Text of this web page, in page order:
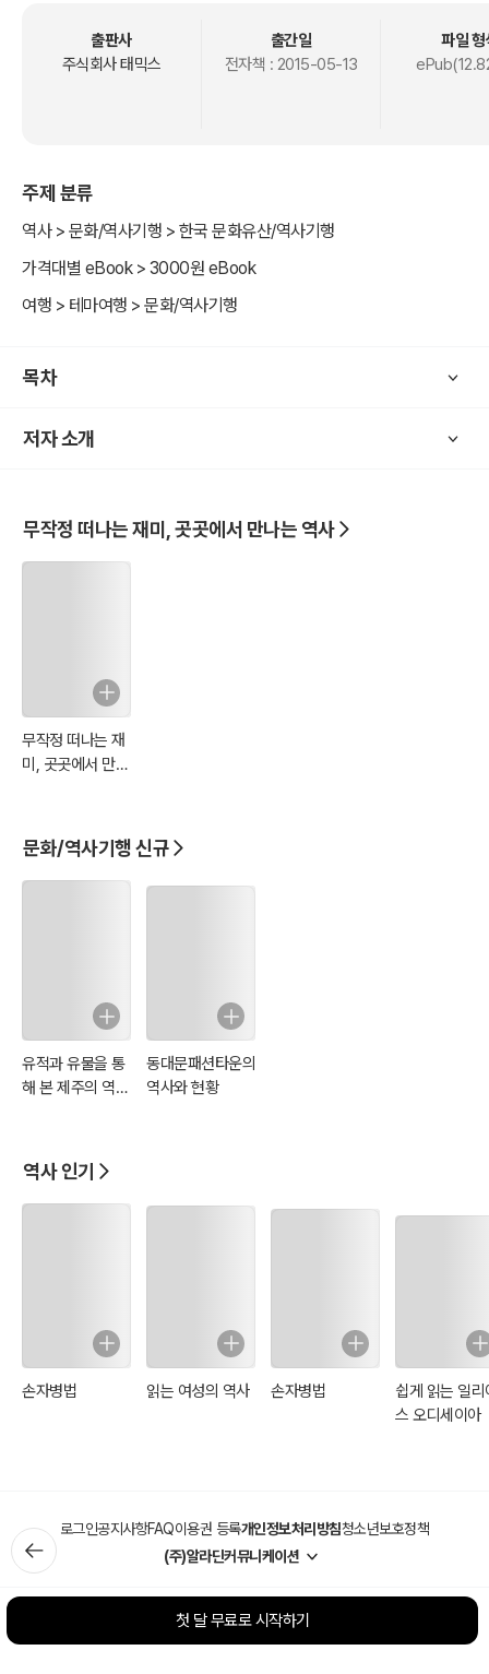
출판사
주식회사 태믹스
출간일
전자책 : 2015-05-13
파일 형
주제 분류
역사 > 문화/역사기행 > 한국 문화유산/역사기행
가격대별 eBook > 3000원 eBook
여행 > 테마여행 > 문화/역사기행
목차
저자 소개
무작정 떠나는 재미, 곳곳에서 만나는 역사
무작정 떠나는 재
미, 곳곳에서 만나
문화/역사기행 신규
유적과 유물을 통
해 본 제주의 역사
동대문패션타운의
역사와 현황
역사 인기
손자병법 읽는 여성의 역사 손자병법
쉽게 읽는 일리
스 오디세이아
로그인공지사항FAQ이용권 등록개인정보처리방침청소년보호정책
(주)알라딘커뮤니케이션
첫 달 무료로 시작하기